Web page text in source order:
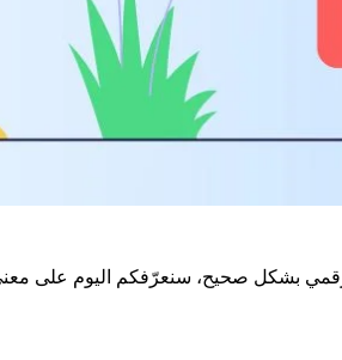
بشكل صحيح، سنعرّفكم اليوم على